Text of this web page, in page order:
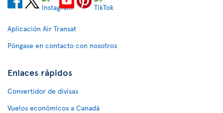
Aplicación Air Transat
Póngase en contacto con nosotros
Enlaces rápidos
Convertidor de divisas
Vuelos económicos a Canadá